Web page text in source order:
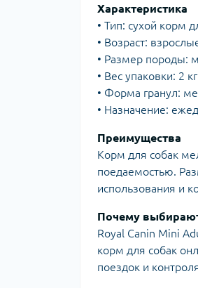
Характеристика
• Тип: сухой корм
• Возраст:
• Размер породы:
• Вес упаковки: 2 кг
• Форма гранул:
• Назначение:
Преимущества
Корм для собак
поедаемостью.
использования и
Почему
Royal Canin Mini
корм для собак
поездок и